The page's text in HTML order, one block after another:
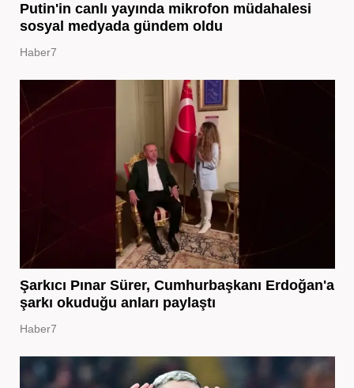
Putin'in canlı yayında mikrofon müdahalesi
sosyal medyada gündem oldu
Haber7
Şarkıcı Pınar Sürer, Cumhurbaşkanı Erdoğan'a
şarkı okuduğu anları paylaştı
Haber7